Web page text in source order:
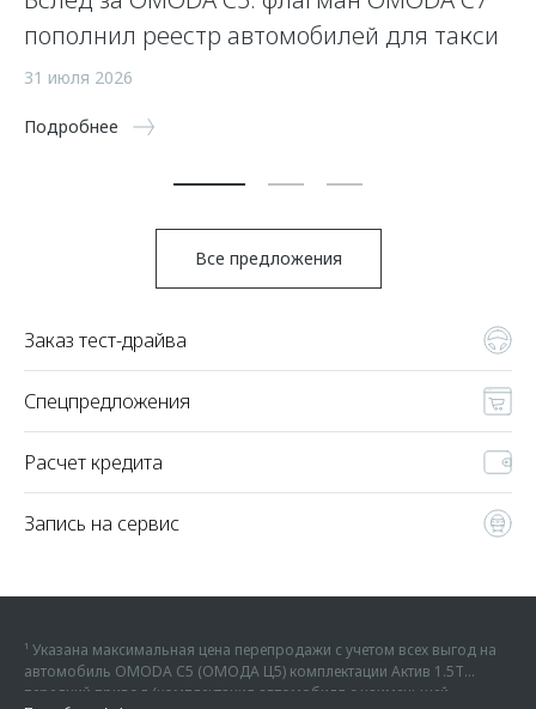
пополнил реестр автомобилей для такси
31 июля 2026
Подробнее
Все предложения
Заказ тест-драйва
Спецпредложения
Расчет кредита
Запись на сервис
¹ Указана максимальная цена перепродажи с учетом всех выгод на
автомобиль OMODA C5 (ОМОДА Ц5) комплектации Актив 1.5Т
передний привод (комплектация автомобиля с наименьшей